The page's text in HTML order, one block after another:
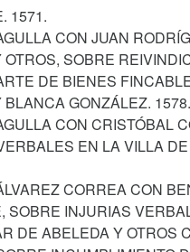
1571.
CON JUAN
SOBRE
DE BIENES
GONZÁLEZ. 1578.
CON CRISTÓBAL
EN LA VILLA
CORREA CON
SOBRE INJURIAS
DE ABELEDA Y OTROS